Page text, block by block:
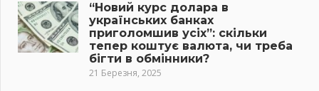
“Новий курс долара в
українських банках
приголомшив усіх”: скільки
тепер коштує валюта, чи треба
бігти в обмінники?
21 Березня, 2025